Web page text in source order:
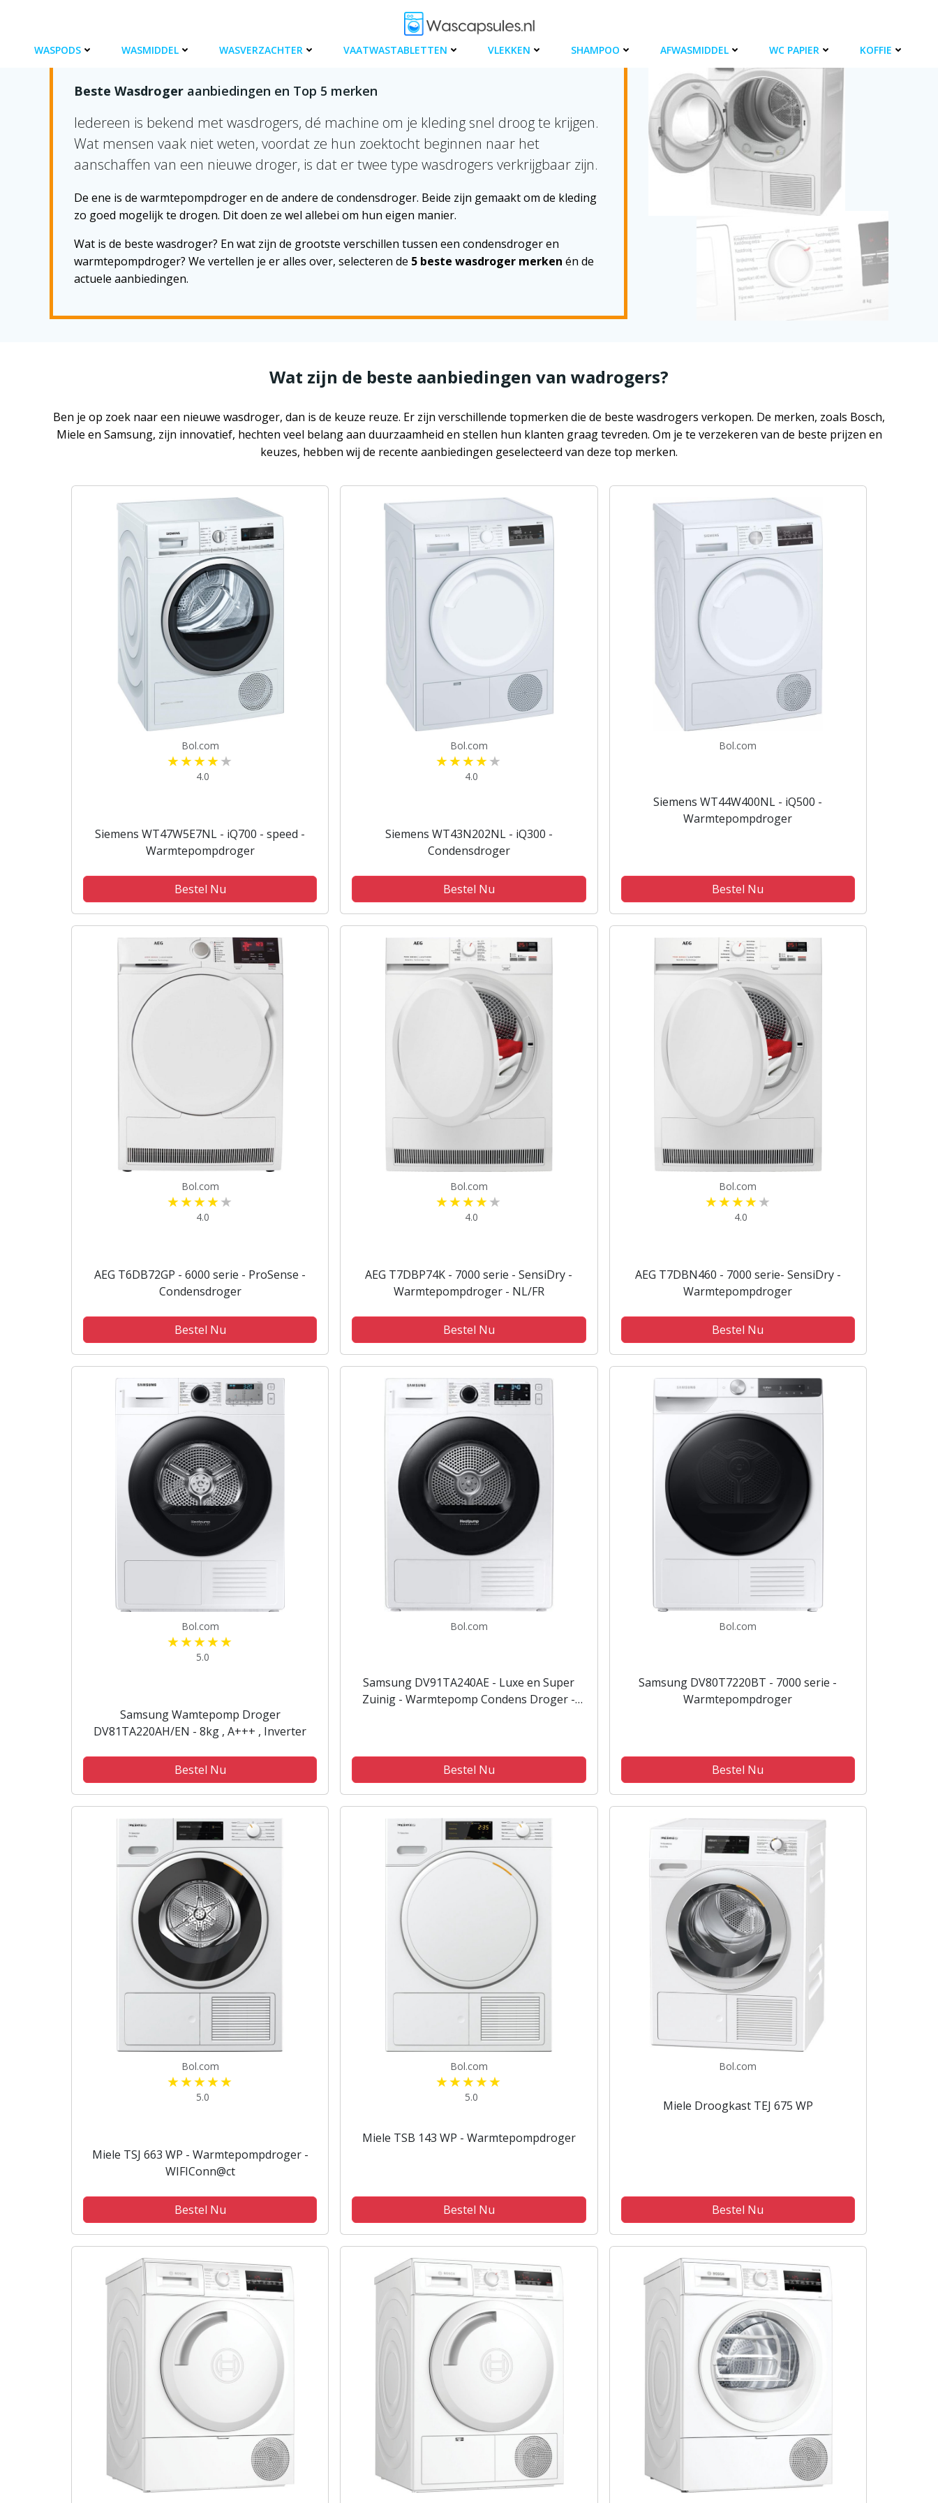
inhoud
WASPODS WASMIDDEL WASVERZACHTER VAATWASTABLETTEN VLEKKEN SHAMPOO AFWASMIDDEL WC PAPIER KOFFIE
BESTE WASDROGER
Beste Wasdroger aanbiedingen en Top 5 merken
Iedereen is bekend met wasdrogers, dé machine om je kleding snel droog te krijgen.
Wat mensen vaak niet weten, voordat ze hun zoektocht beginnen naar het
aanschaffen van een nieuwe droger, is dat er twee type wasdrogers verkrijgbaar zijn.
De ene is de warmtepompdroger en de andere de condensdroger. Beide zijn gemaakt om de kleding
zo goed mogelijk te drogen. Dit doen ze wel allebei om hun eigen manier.
Wat is de beste wasdroger? En wat zijn de grootste verschillen tussen een condensdroger en
warmtepompdroger? We vertellen je er alles over, selecteren de 5 beste wasdroger merken én de
actuele aanbiedingen.
Wat zijn de beste aanbiedingen van wadrogers?
Ben je op zoek naar een nieuwe wasdroger, dan is de keuze reuze. Er zijn verschillende topmerken die de beste wasdrogers verkopen. De merken, zoals Bosch,
Miele en Samsung, zijn innovatief, hechten veel belang aan duurzaamheid en stellen hun klanten graag tevreden. Om je te verzekeren van de beste prijzen en
keuzes, hebben wij de recente aanbiedingen geselecteerd van deze top merken.
Bol.com
4.0
Siemens WT47W5E7NL - iQ700 - speed -
Warmtepompdroger
Bestel Nu
Bol.com
4.0
Siemens WT43N202NL - iQ300 -
Condensdroger
Bestel Nu
Bol.com
Siemens WT44W400NL - iQ500 -
Warmtepompdroger
Bestel Nu
Bol.com
4.0
AEG T6DB72GP - 6000 serie - ProSense -
Condensdroger
Bestel Nu
Bol.com
4.0
AEG T7DBP74K - 7000 serie - SensiDry -
Warmtepompdroger - NL/FR
Bestel Nu
Bol.com
4.0
AEG T7DBN460 - 7000 serie- SensiDry -
Warmtepompdroger
Bestel Nu
Bol.com
5.0
Samsung Wamtepomp Droger
DV81TA220AH/EN - 8kg , A+++ , Inverter
Bestel Nu
Bol.com
Samsung DV91TA240AE - Luxe en Super
Zuinig - Warmtepomp Condens Droger -
Bestel Nu
Bol.com
Samsung DV80T7220BT - 7000 serie -
Warmtepompdroger
Bestel Nu
Bol.com
5.0
Miele TSJ 663 WP - Warmtepompdroger -
WIFIConn@ct
Bestel Nu
Bol.com
5.0
Miele TSB 143 WP - Warmtepompdroger
Bestel Nu
Bol.com
Miele Droogkast TEJ 675 WP
Bestel Nu